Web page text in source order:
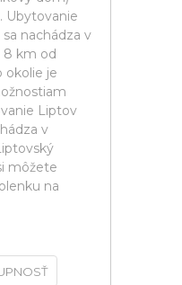
Ubytovanie
nachádza v
8 km od
okolie je
Liptov
v
môžete
na